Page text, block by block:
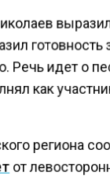
Речь идет о
как
региона
от